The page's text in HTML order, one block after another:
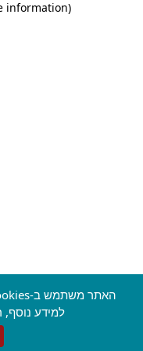
information)
למידע נוסף,